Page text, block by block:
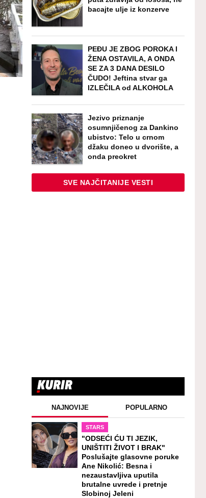
bacajte ulje iz konzerve
PEĐU JE ZBOG POROKA I
ŽENA OSTAVILA, A ONDA
SE ZA 3 DANA DESILO
ČUDO! Jeftina stvar ga
IZLEČILA od ALKOHOLA
Jezivo priznanje
osumnjičenog za Dankino
ubistvo: Telo u crnom
džaku doneo u dvorište, a
onda preokret
SVE NAJČITANIJE VESTI
NAJNOVIJE POPULARNO
STARS
"ODSEĆI ĆU TI JEZIK,
UNIŠTITI ŽIVOT I BRAK"
Poslušajte glasovne poruke
Ane Nikolić: Besna i
nezaustavljiva uputila
brutalne uvrede i pretnje
Slobinoj Jeleni